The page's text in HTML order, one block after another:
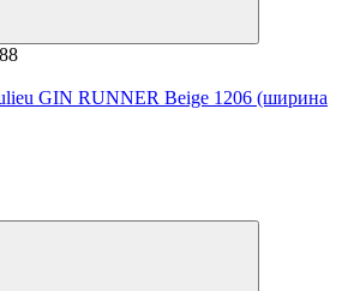
GIN RUNNER Beige 1206 (ширина